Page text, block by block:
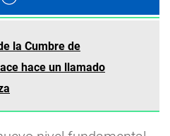
la Cumbre de
hace un llamado